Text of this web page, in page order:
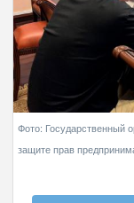
Фото: Государственный
защите прав